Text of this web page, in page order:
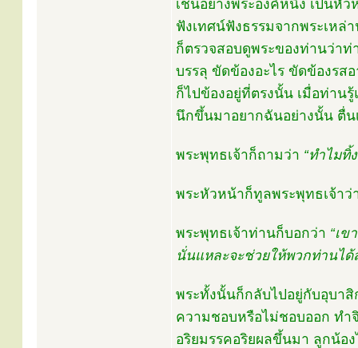
เช่นอย่างพระองค์หนึ่ง เป็นหั
ฟังเทศน์ฟังธรรมจากพระเหล่
ก็ตรวจสอบดูพระของท่านว่าท่
บรรลุ ขัดข้องอะไร ขัดข้องรส
ก็ไปข้องอยู่ที่ตรงนั้น เมื่อท่าน
นึกขึ้นมาอยากฉันอย่างนั้น ตื่น
พระพุทธเจ้าก็ถามว่า “ทำไมทิ้
พระหัวหน้าก็ทูลพระพุทธเจ้า
พระพุทธเจ้าท่านก็บอกว่า “เ
นั่นแหละจะช่วยให้พวกท่านได้
พระทั้งนั้นก็กลับไปอยู่กับอุบา
ความชอบหรือไม่ชอบออก ทำ
อริยมรรคอริยผลขึ้นมา ลูกน้อ